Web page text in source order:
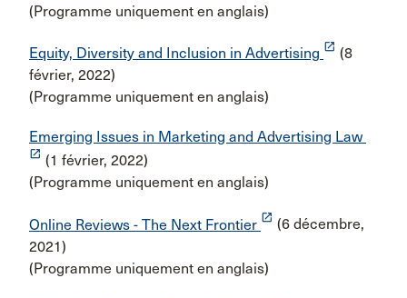
(Programme uniquement en anglais)
Equity, Diversity and Inclusion in Advertising launch (8
février, 2022)
(Programme uniquement en anglais)
Emerging Issues in Marketing and Advertising Law
launch (1 février, 2022)
(Programme uniquement en anglais)
Online Reviews - The Next Frontier launch (6 décembre,
2021)
(Programme uniquement en anglais)